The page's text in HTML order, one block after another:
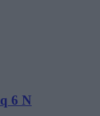
6 N